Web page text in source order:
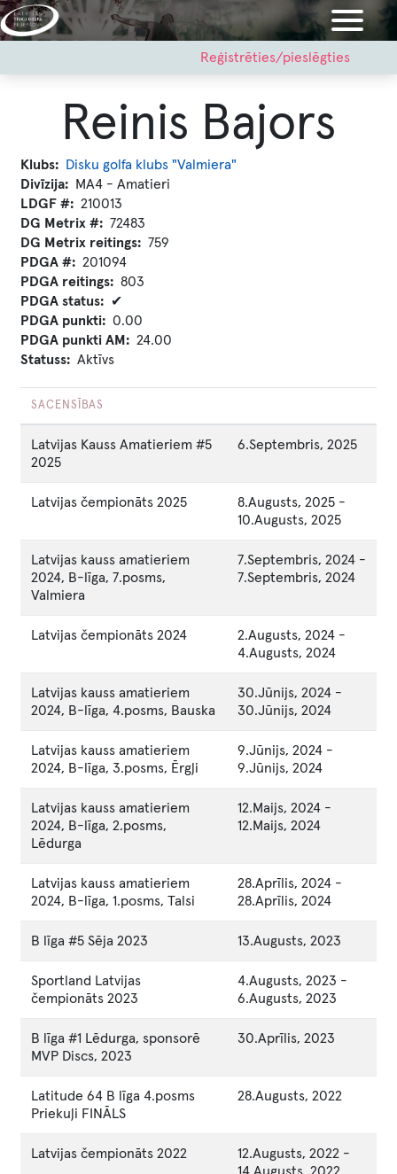
Pārlekt
uz
menu
Reģistrēties/pieslēgties
Reinis Bajors
Klubs
Disku golfa klubs "Valmiera"
Divīzija
MA4 - Amatieri
LDGF #
210013
DG Metrix #
72483
DG Metrix reitings
759
PDGA #
201094
PDGA reitings
803
PDGA status
✔
PDGA punkti
0.00
PDGA punkti AM
24.00
Statuss
Aktīvs
SACENSĪBAS
Latvijas Kauss Amatieriem #5
2025
6.Septembris, 2025
Latvijas čempionāts 2025 8.Augusts, 2025 -
10.Augusts, 2025
Latvijas kauss amatieriem
2024, B-līga, 7.posms,
Valmiera
7.Septembris, 2024 -
7.Septembris, 2024
Latvijas čempionāts 2024 2.Augusts, 2024 -
4.Augusts, 2024
Latvijas kauss amatieriem
2024, B-līga, 4.posms, Bauska
30.Jūnijs, 2024 -
30.Jūnijs, 2024
Latvijas kauss amatieriem
2024, B-līga, 3.posms, Ērgļi
9.Jūnijs, 2024 -
9.Jūnijs, 2024
Latvijas kauss amatieriem
2024, B-līga, 2.posms,
Lēdurga
12.Maijs, 2024 -
12.Maijs, 2024
Latvijas kauss amatieriem
2024, B-līga, 1.posms, Talsi
28.Aprīlis, 2024 -
28.Aprīlis, 2024
B līga #5 Sēja 2023 13.Augusts, 2023
Sportland Latvijas
čempionāts 2023
4.Augusts, 2023 -
6.Augusts, 2023
B līga #1 Lēdurga, sponsorē
MVP Discs, 2023
30.Aprīlis, 2023
Latitude 64 B līga 4.posms
Priekuļi FINĀLS
28.Augusts, 2022
Latvijas čempionāts 2022 12.Augusts, 2022 -